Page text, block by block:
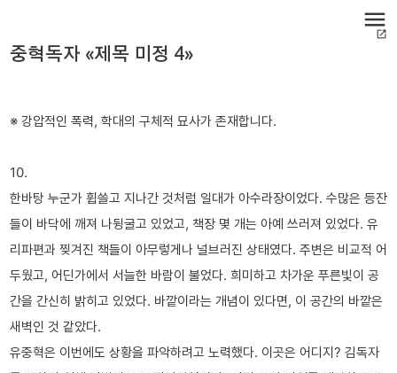
menu
open_in_new
중혁독자 «제목 미정 4»
※ 강압적인 폭력, 학대의 구체적 묘사가 존재합니다.
10.
한바탕 누군가 휩쓸고 지나간 것처럼 일대가 아수라장이었다. 수많은 등잔
들이 바닥에 깨져 나뒹굴고 있었고, 책장 몇 개는 아예 쓰러져 있었다. 유
리파편과 찢겨진 책들이 아무렇게나 널브러진 상태였다. 주변은 비교적 어
두웠고, 어딘가에서 서늘한 바람이 불었다. 희미하고 차가운 푸른빛이 공
간을 간신히 밝히고 있었다. 바깥이라는 개념이 있다면, 이 공간의 바깥은
새벽인 것 같았다.
유중혁은 이번에도 상황을 파악하려고 노력했다. 이곳은 어디지? 김독자